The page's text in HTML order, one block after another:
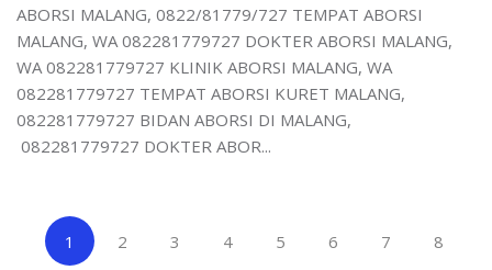
ABORSI MALANG, 0822/81779/727 TEMPAT ABORSI
MALANG, WA 082281779727 DOKTER ABORSI MALANG,
WA 082281779727 KLINIK ABORSI MALANG, WA
082281779727 TEMPAT ABORSI KURET MALANG,
082281779727 BIDAN ABORSI DI MALANG,
082281779727 DOKTER ABOR...
1 (current)
2 3 4 5 6 7 8